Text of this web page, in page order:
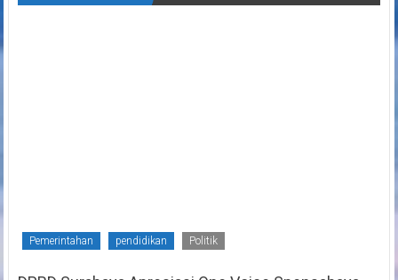
Pemerintahan pendidikan Politik